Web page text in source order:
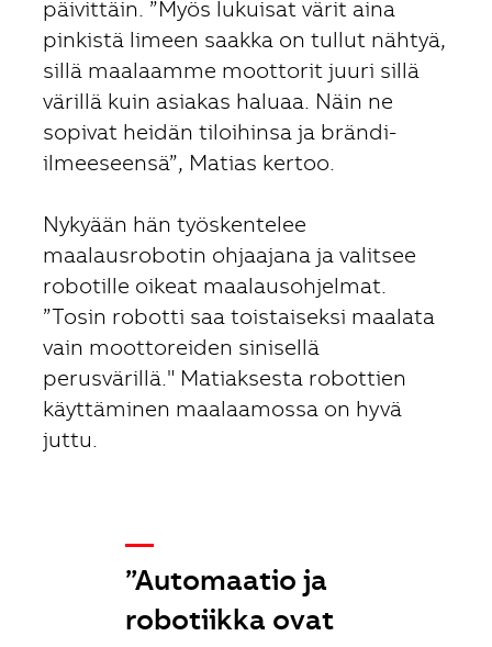
päivittäin. ”Myös lukuisat värit aina
pinkistä limeen saakka on tullut nähtyä,
sillä maalaamme moottorit juuri sillä
värillä kuin asiakas haluaa. Näin ne
sopivat heidän tiloihinsa ja brändi-
ilmeeseensä”, Matias kertoo.
Nykyään hän työskentelee
maalausrobotin ohjaajana ja valitsee
robotille oikeat maalausohjelmat.
”Tosin robotti saa toistaiseksi maalata
vain moottoreiden sinisellä
perusvärillä." Matiaksesta robottien
käyttäminen maalaamossa on hyvä
juttu.
”Automaatio ja
robotiikka ovat